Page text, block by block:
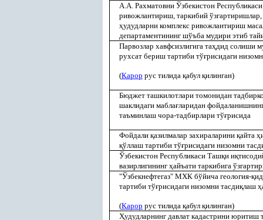
А.А. Рахматовни Ўзбекистон
ривожлантириш, таркибий
ҳудудларни комплекс ривожлантириш
департаментининг шўъба мудири этиб
Парвозлар хавфсизлигига таҳдид солиши
рухсат бериш тартиби тўғрисидаги
(Қарор рус тилида қабул қилинган)
Бюджет ташкилотлари томонидан
шаклидаги маблағларидан
таъминлаш чора-тадбирлари тўғрисида
Фойдали қазилмалар захираларини қайта ҳ
қўллаш тартиби тўғрисидаги низомни
Ўзбекистон Республикаси Ташқи иқ
вазирлигининг ҳайъати таркибига
"Ўзбекнефтегаз" МХК бўйича геология-қ
тартиби тўғрисидаги низомни тасдиқлаш ҳ
(Қарор рус тилида қабул қилинган)
Ҳудудларнинг давлат кадастрини юритиш